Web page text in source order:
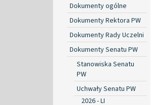
Dokumenty ogólne
Dokumenty Rektora PW
Dokumenty Rady Uczelni
Dokumenty Senatu PW
Stanowiska Senatu
PW
Uchwały Senatu PW
2026 - LI